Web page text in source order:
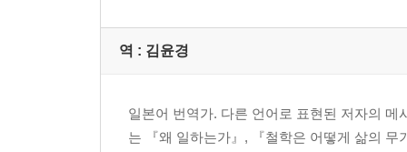
rule 52 진짜 필요한 물건은 반드시 돌아온다
rule 53 감사하면서 버려라
더 버리고 싶은 이들을 위한 15가지 방법
역 : 김윤경
일본어 번역가. 다른 언어로 표현된 저자의
는 『왜 일하는가』, 『철학은 어떻게 삶의